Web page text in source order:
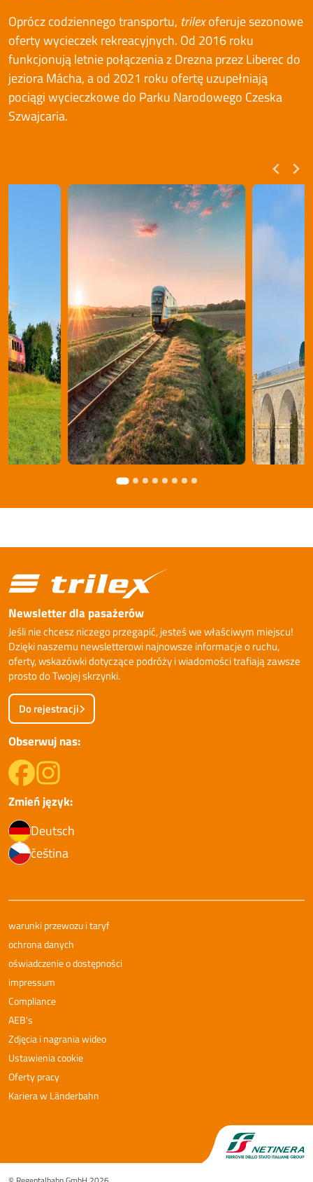
Oprócz codziennego transportu, trilexoferuje sezonowe
oferty wycieczek rekreacyjnych. Od 2016 roku
funkcjonują letnie połączenia z Drezna przez Liberec do
jeziora Mácha, a od 2021 roku ofertę uzupełniają
pociągi wycieczkowe do Parku Narodowego Czeska
Szwajcaria.
Newsletter dla pasażerów
Jeśli nie chcesz niczego przegapić, jesteś we właściwym miejscu!
Dzięki naszemu newsletterowi najnowsze informacje o ruchu,
oferty, wskazówki dotyczące podróży i wiadomości trafiają zawsze
prosto do Twojej skrzynki.
Do rejestracji
Obserwuj nas:
Zmień język:
Deutsch
čeština
warunki przewozu i taryf
ochrona danych
oświadczenie o dostępności
impressum
Compliance
AEB's
Zdjęcia i nagrania wideo
Ustawienia cookie
Oferty pracy
Kariera w Länderbahn